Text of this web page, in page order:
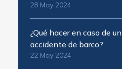
28 May 2024
¿Qué hacer en caso de un
accidente de barco?
22 May 2024